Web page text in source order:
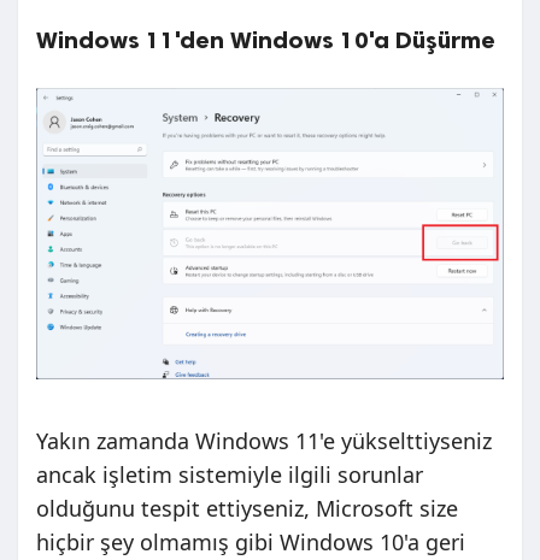
Windows 11'den Windows 10'a Düşürme
Yakın zamanda Windows 11'e yükselttiyseniz
ancak işletim sistemiyle ilgili sorunlar
olduğunu tespit ettiyseniz, Microsoft size
hiçbir şey olmamış gibi Windows 10'a geri